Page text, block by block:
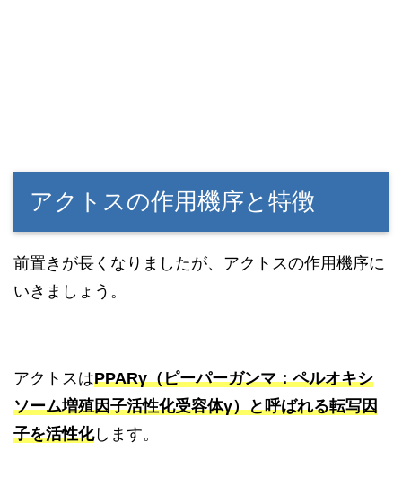
アクトスの作用機序と特徴
前置きが長くなりましたが、アクトスの作用機序に
いきましょう。
アクトスはPPARγ（ピーパーガンマ：ペルオキシ
ソーム増殖因子活性化受容体γ）と呼ばれる転写因
子を活性化します。